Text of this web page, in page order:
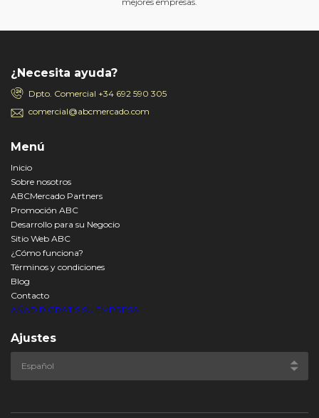
¿Necesita ayuda?
Dpto. Comercial +34 692 590 305
comercial@abcmercado.com
Menú
Inicio
Sobre nosotros
ABCMercado Partners
Promoción ABC
Desarrollo para su Negocio
Sitio Web ABC
¿Cómo funciona?
Términos y condiciones
Blog
Contacto
AÑADIR GRATIS SU EMPRESA
Ajustes